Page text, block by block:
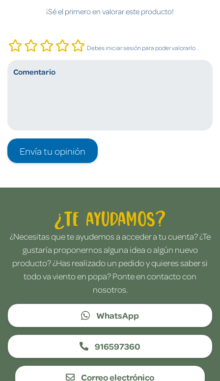
¡Sé el primero en valorar este producto!
Debes iniciar sesión para poder valorarlo
Envía tu opinión
¿Te ayudamos?
¿Necesitas que te ayudemos a acceder a tu cuenta? ¿Te
gustaría proponernos alguna idea o algún nuevo
producto? ¿Has realizado un pedido y quieres saber si
todo va viento en popa? Ponte en contacto con
nosotros.
WhatsApp
916597360
Correo electrónico